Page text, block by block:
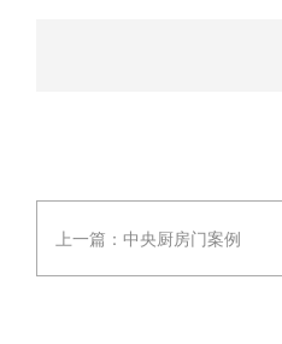
上一篇： 中央厨房门案例